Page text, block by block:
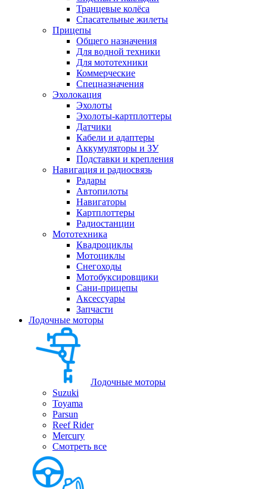
Транцевые колёса
Спасательные жилеты
Прицепы
Общего назначения
Для водной техники
Для мототехники
Коммерческие
Спецназначения
Эхолокация
Эхолоты
Эхолоты-картплоттеры
Датчики
Кабели и адаптеры
Аккумуляторы и ЗУ
Подставки и крепления
Навигация и радиосвязь
Радары
Автопилоты
Навигаторы
Картплоттеры
Радиостанции
Мототехника
Квадроциклы
Мотоциклы
Снегоходы
Мотобуксировщики
Сани-прицепы
Аксессуары
Запчасти
Лодочные моторы
Лодочные моторы
Suzuki
Toyama
Parsun
Reef Rider
Mercury
Смотреть все